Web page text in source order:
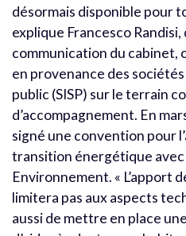
désormais disponible pour
explique Francesco Randisi,
communication du cabinet,
en provenance des
public (SISP) sur le terrain
d’accompagnement. En
signé une convention pour
transition énergétique
Environnement. « L’apport
limitera pas aux aspects
aussi de mettre en place